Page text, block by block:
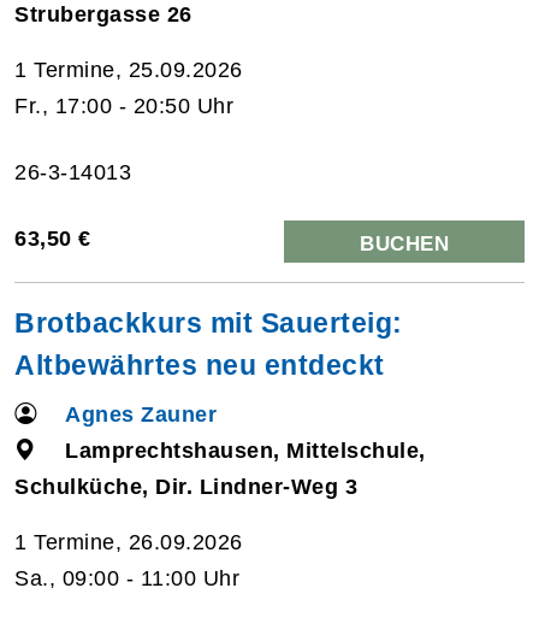
Strubergasse 26
1 Termine, 25.09.2026
Fr., 17:00 - 20:50 Uhr
26-3-14013
63,50 € BUCHEN
Brotbackkurs mit Sauerteig:
Altbewährtes neu entdeckt
Agnes Zauner
Lamprechtshausen, Mittelschule,
Schulküche, Dir. Lindner-Weg 3
1 Termine, 26.09.2026
Sa., 09:00 - 11:00 Uhr